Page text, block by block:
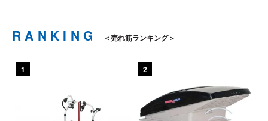
RANKING 売れ筋ランキング
1 2